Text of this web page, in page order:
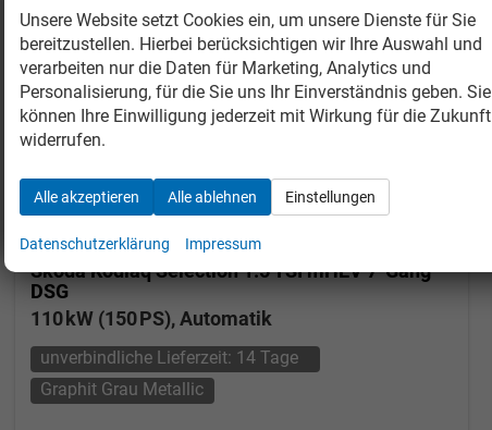
Skoda KodiaqSelection 1.5 TSI mHEV 7-Gang
DSG
110 kW (150 PS), Automatik
unverbindliche Lieferzeit: 14 Tage
Graphit Grau Metallic
Unsere Website setzt Cookies ein, um unsere Dienste für Sie
bereitzustellen. Hierbei berücksichtigen wir Ihre Auswahl und
verarbeiten nur die Daten für Marketing, Analytics und
Personalisierung, für die Sie uns Ihr Einverständnis geben. Sie
können Ihre Einwilligung jederzeit mit Wirkung für die Zukunft
widerrufen.
Alle akzeptieren Alle ablehnen Einstellungen
Datenschutzerklärung Impressum